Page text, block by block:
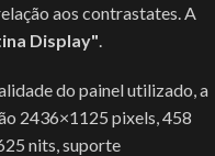
aos contrastates. A
Display".
do painel utilizado, a
2436×1125 pixels, 458
nits, suporte